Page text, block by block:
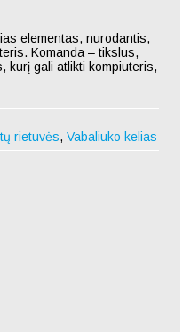
elementas, nurodantis,
Komanda – tikslus,
kurį gali atlikti kompiuteris,
rietuvės, Vabaliuko kelias